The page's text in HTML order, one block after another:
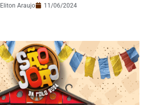
Eliton Araujo 11/06/2024